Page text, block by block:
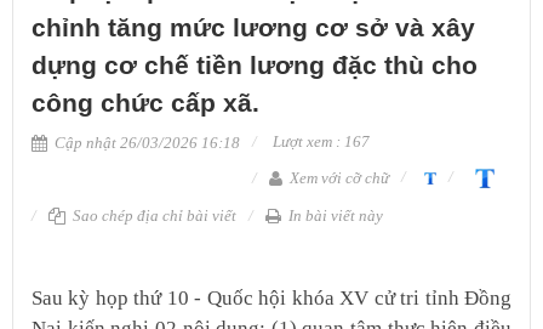
chỉnh tăng mức lương cơ sở và xây
dựng cơ chế tiền lương đặc thù cho
công chức cấp xã.
Cập nhật 26/03/2026 16:18
Lượt xem : 167
Xem với cỡ chữ
Sao chép địa chỉ bài viết In bài viết này
Sau kỳ họp thứ 10 - Quốc hội khóa XV cử tri tỉnh Đồng